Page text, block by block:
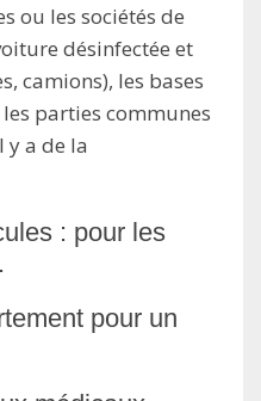
ou les sociétés de
désinfectée et
camions), les bases
parties communes
y a de la
: pour les
pour un